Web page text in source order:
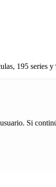
195 series
Si